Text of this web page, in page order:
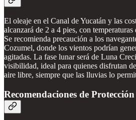
El oleaje en el Canal de Yucatán y las
alcanzará de 2 a 4 pies, con
Se recomienda precaución a los
Cozumel, donde los vientos podrían
agitadas. La fase lunar será de Luna
visibilidad, ideal para quienes disfrutan
aire libre, siempre que las lluvias lo
Recomendaciones de